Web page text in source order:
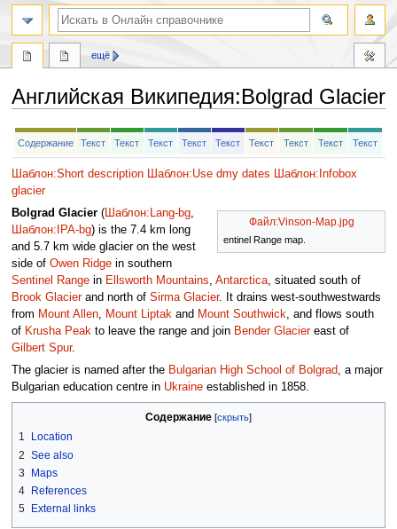
Английская Википедия:Bolgrad Glacier
Перейти
Перейти
Содержание Текст Текст Текст Текст Текст Текст Текст Текст Текст
Шаблон:Short description Шаблон:Use dmy dates
Шаблон:Infobox
glacier
Файл:Vinson-Map.jpg
entinel Range map.
Bolgrad Glacier(Шаблон:Lang-bg,
Шаблон:IPA-bg) is the 7.4 km long
and 5.7 km wide glacier on the west
side of Owen Ridgein southern
Sentinel Rangein Ellsworth Mountains, Antarctica, situated south of
Brook Glacierand north of Sirma Glacier. It drains west-southwestwards
from Mount Allen, Mount Liptakand Mount Southwick, and flows south
of Krusha Peakto leave the range and join Bender Glaciereast of
Gilbert Spur.
The glacier is named after the Bulgarian High School of Bolgrad, a major
Bulgarian education centre in Ukraineestablished in 1858.
Содержание
1
Location
2 See also
3
Maps
4
References
5
External links
ещё